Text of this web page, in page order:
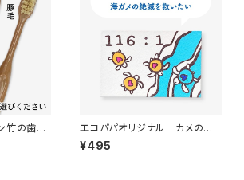
竹の歯ブ
過敏症/ヴ
エコパパオリジナル カメのセ
ルローススポンジ
¥495